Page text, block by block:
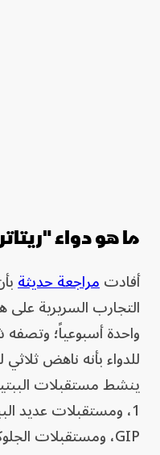
ما هو دواء
أفادتمراجعة حديثة
التجارب السريرية
واحدة أسبوعياً؛
للدواء بأنه ناهض
1، ومستقبلات عديد
GIP، ومستقبلات الجلوكاجون.